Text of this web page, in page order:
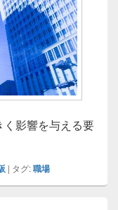
影響を与える要
| タグ:職場